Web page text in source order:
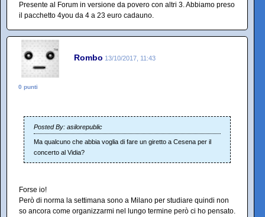
Presente al Forum in versione da povero con altri 3. Abbiamo preso
il pacchetto 4you da 4 a 23 euro cadauno.
Rombo 13/10/2017, 11:43
0 punti
Posted By: asilorepublic
Ma qualcuno che abbia voglia di fare un giretto a Cesena per il
concerto al Vidia?
Forse io!
Però di norma la settimana sono a Milano per studiare quindi non
so ancora come organizzarmi nel lungo termine però ci ho pensato.